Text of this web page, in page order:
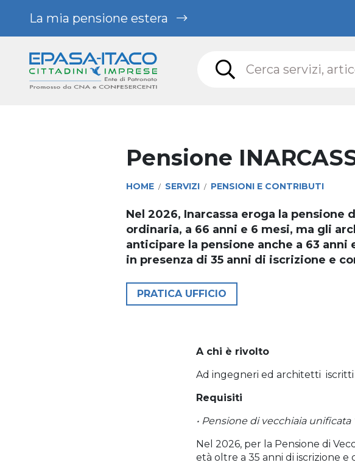
La mia pensione estera
Pensioni e contributi /Pensione INARCASSA
Pensione
HOME / SERVIZI / PENSIONI E CONTRIBUTI
Nel 2026, Inarcassa eroga la pensione
ordinaria, a 66 anni e 6 mesi, ma gli
anticipare la pensione anche a 63 anni
in presenza di 35 anni di iscrizione e
PRATICA UFFICIO
A chi è rivolto
Ad ingegneri ed architetti iscritti
Requisiti
• Pensione di vecchiaia unificata
Nel 2026, per la Pensione di
età oltre a 35 anni di iscrizione e